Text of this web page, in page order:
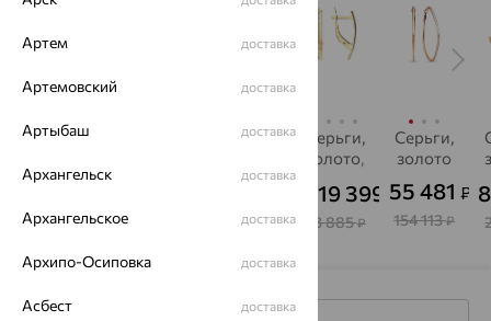
Серьги,
Delta
70 698₽ 67 819
Серьги,
EFREMOV
79 335₽
Серьги,
золото,
19 399 ₽
53 885₽
Серьги,
золото
55 481 ₽
154 113₽
Артем доставка
Артемовский доставка
Артыбаш доставка
Архангельск доставка
Архангельское доставка
Архипо-Осиповка доставка
Асбест доставка